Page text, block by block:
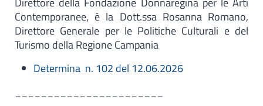
Contemporanee, è la Dott.ssa Rosanna Romano,
Direttore Generale per le Politiche Culturali e del
Turismo della Regione Campania
Determina n. 102 del 12.06.2026